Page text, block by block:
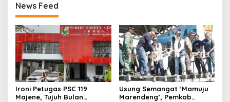
News Feed
Ironi Petugas PSC 119
Majene, Tujuh Bulan
Usung Semangat ‘Mamuju
Marendeng’, Pemkab